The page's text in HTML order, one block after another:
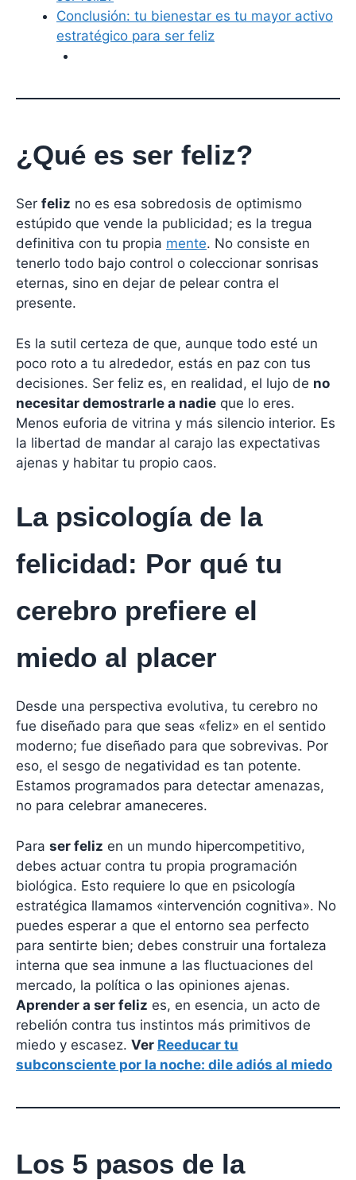
Conclusión: tu bienestar es tu mayor activo
estratégico para ser feliz
¿Qué es ser feliz?
Ser feliz no es esa sobredosis de optimismo
estúpido que vende la publicidad; es la tregua
definitiva con tu propia mente. No consiste en
tenerlo todo bajo control o coleccionar sonrisas
eternas, sino en dejar de pelear contra el
presente.
Es la sutil certeza de que, aunque todo esté un
poco roto a tu alrededor, estás en paz con tus
decisiones. Ser feliz es, en realidad, el lujo de no
necesitar demostrarle a nadie que lo eres.
Menos euforia de vitrina y más silencio interior. Es
la libertad de mandar al carajo las expectativas
ajenas y habitar tu propio caos.
La psicología de la
felicidad: Por qué tu
cerebro prefiere el
miedo al placer
Desde una perspectiva evolutiva, tu cerebro no
fue diseñado para que seas «feliz» en el sentido
moderno; fue diseñado para que sobrevivas. Por
eso, el sesgo de negatividad es tan potente.
Estamos programados para detectar amenazas,
no para celebrar amaneceres.
Para ser feliz en un mundo hipercompetitivo,
debes actuar contra tu propia programación
biológica. Esto requiere lo que en psicología
estratégica llamamos «intervención cognitiva». No
puedes esperar a que el entorno sea perfecto
para sentirte bien; debes construir una fortaleza
interna que sea inmune a las fluctuaciones del
mercado, la política o las opiniones ajenas.
Aprender a ser feliz es, en esencia, un acto de
rebelión contra tus instintos más primitivos de
miedo y escasez. Ver Reeducar tu
subconsciente por la noche: dile adiós al miedo
Los 5 pasos de la